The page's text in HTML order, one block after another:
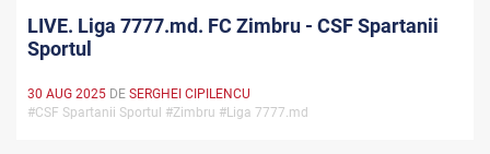
LIVE. Liga 7777.md. FC Zimbru - CSF Spartanii
Sportul
30 AUG 2025 DE SERGHEI CIPILENCU
#CSF Spartanii Sportul #Zimbru #Liga 7777.md